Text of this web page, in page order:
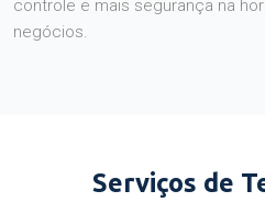
controle e mais segurança na
negócios.
Serviços de